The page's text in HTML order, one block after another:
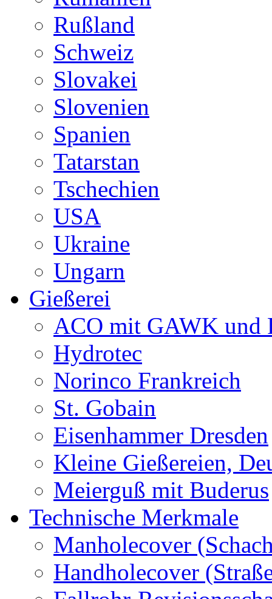
Rußland
Schweiz
Slovakei
Slovenien
Spanien
Tatarstan
Tschechien
USA
Ukraine
Ungarn
Gießerei
ACO mit GAWK und
Hydrotec
Norinco Frankreich
St. Gobain
Eisenhammer Dresden
Kleine Gießereien,
Meierguß mit Buderus
Technische Merkmale
Manholecover
Handholecover